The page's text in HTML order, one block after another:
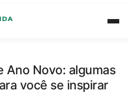
Ano Novo: algumas
você se inspirar